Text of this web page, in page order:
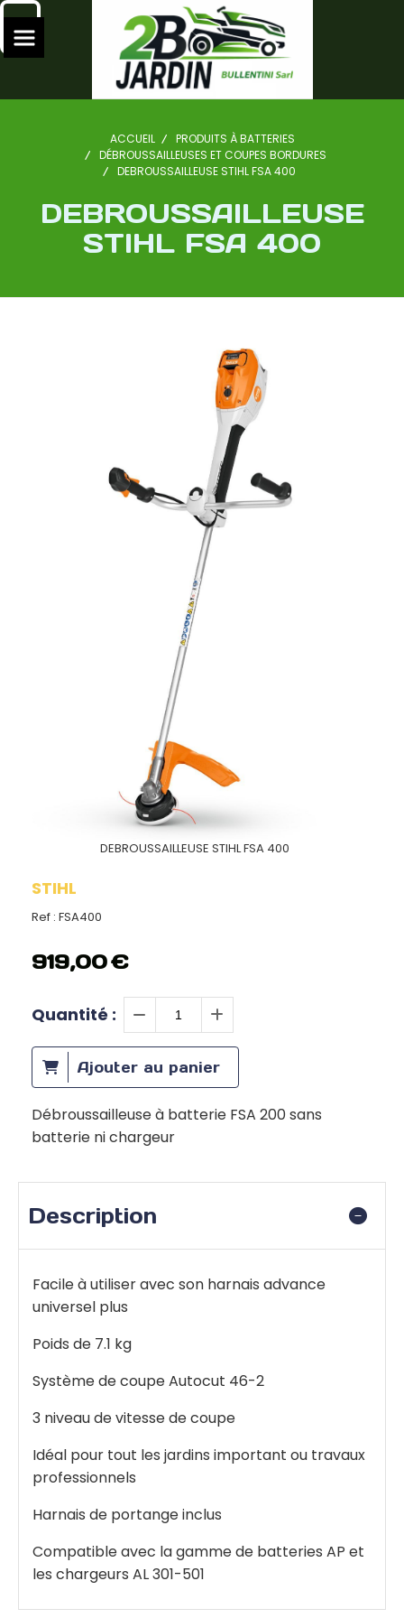
ACCUEIL
PRODUITS À BATTERIES
DÉBROUSSAILLEUSES ET COUPES BORDURES
DEBROUSSAILLEUSE STIHL FSA 400
DEBROUSSAILLEUSE
STIHL FSA 400
DEBROUSSAILLEUSE STIHL FSA 400
STIHL
Ref : FSA400
919,00€
Quantité :
Ajouter au panier
Débroussailleuse à batterie FSA 200 sans
batterie ni chargeur
Description
Facile à utiliser avec son harnais advance
universel plus
Poids de 7.1 kg
Système de coupe Autocut 46-2
3 niveau de vitesse de coupe
Idéal pour tout les jardins important ou travaux
professionnels
Harnais de portange inclus
Compatible avec la gamme de batteries AP et
les chargeurs AL 301-501